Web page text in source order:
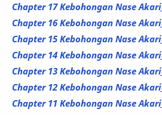
Chapter 17 Kebohongan Nase Akari_
Chapter 16 Kebohongan Nase Akari_
Chapter 15 Kebohongan Nase Akari_
Chapter 14 Kebohongan Nase Akari_
Chapter 13 Kebohongan Nase Akari_
Chapter 12 Kebohongan Nase Akari_
Chapter 11 Kebohongan Nase Akari_